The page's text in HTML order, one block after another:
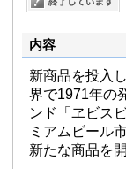
内容
新商品を投入
界で1971年の
ンド「ヱビス
ミアムビール
新たな商品を